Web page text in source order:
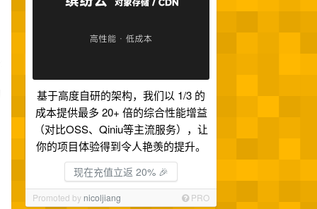
基于高度自研的架构，我们以 1/3 的
成本提供最多 20+ 倍的综合性能增益
（对比OSS、Qiniu等主流服务），让
你的项目体验得到令人艳羡的提升。
现在充值立返 20% 🎉
Promoted by nicoljiang PRO